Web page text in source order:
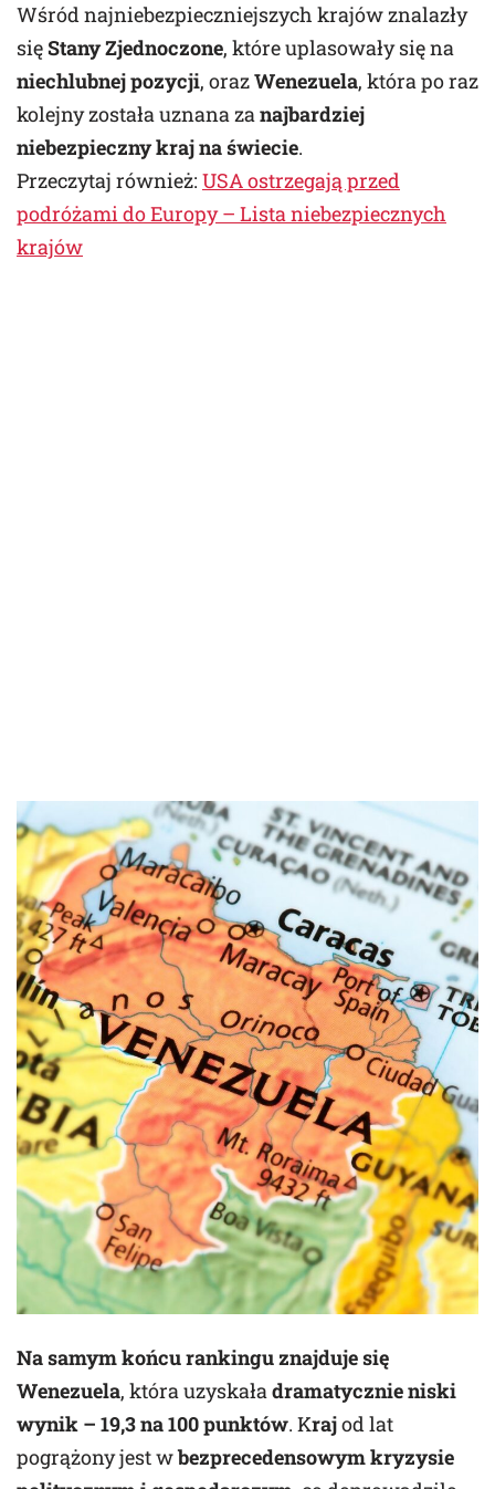
Wśród najniebezpieczniejszych krajów znalazły
sięStany Zjednoczone, które uplasowały się na
niechlubnej pozycji, orazWenezuela, która po raz
kolejny została uznana za najbardziej
niebezpieczny kraj na świecie.
Przeczytaj również: USA ostrzegają przed
podróżami do Europy – Lista niebezpiecznych
krajów
Na samym końcu rankingu znajduje się
Wenezuela, która uzyskaładramatycznie niski
wynik – 19,3 na 100 punktów. Krajod lat
pogrążony jest wbezprecedensowym kryzysie